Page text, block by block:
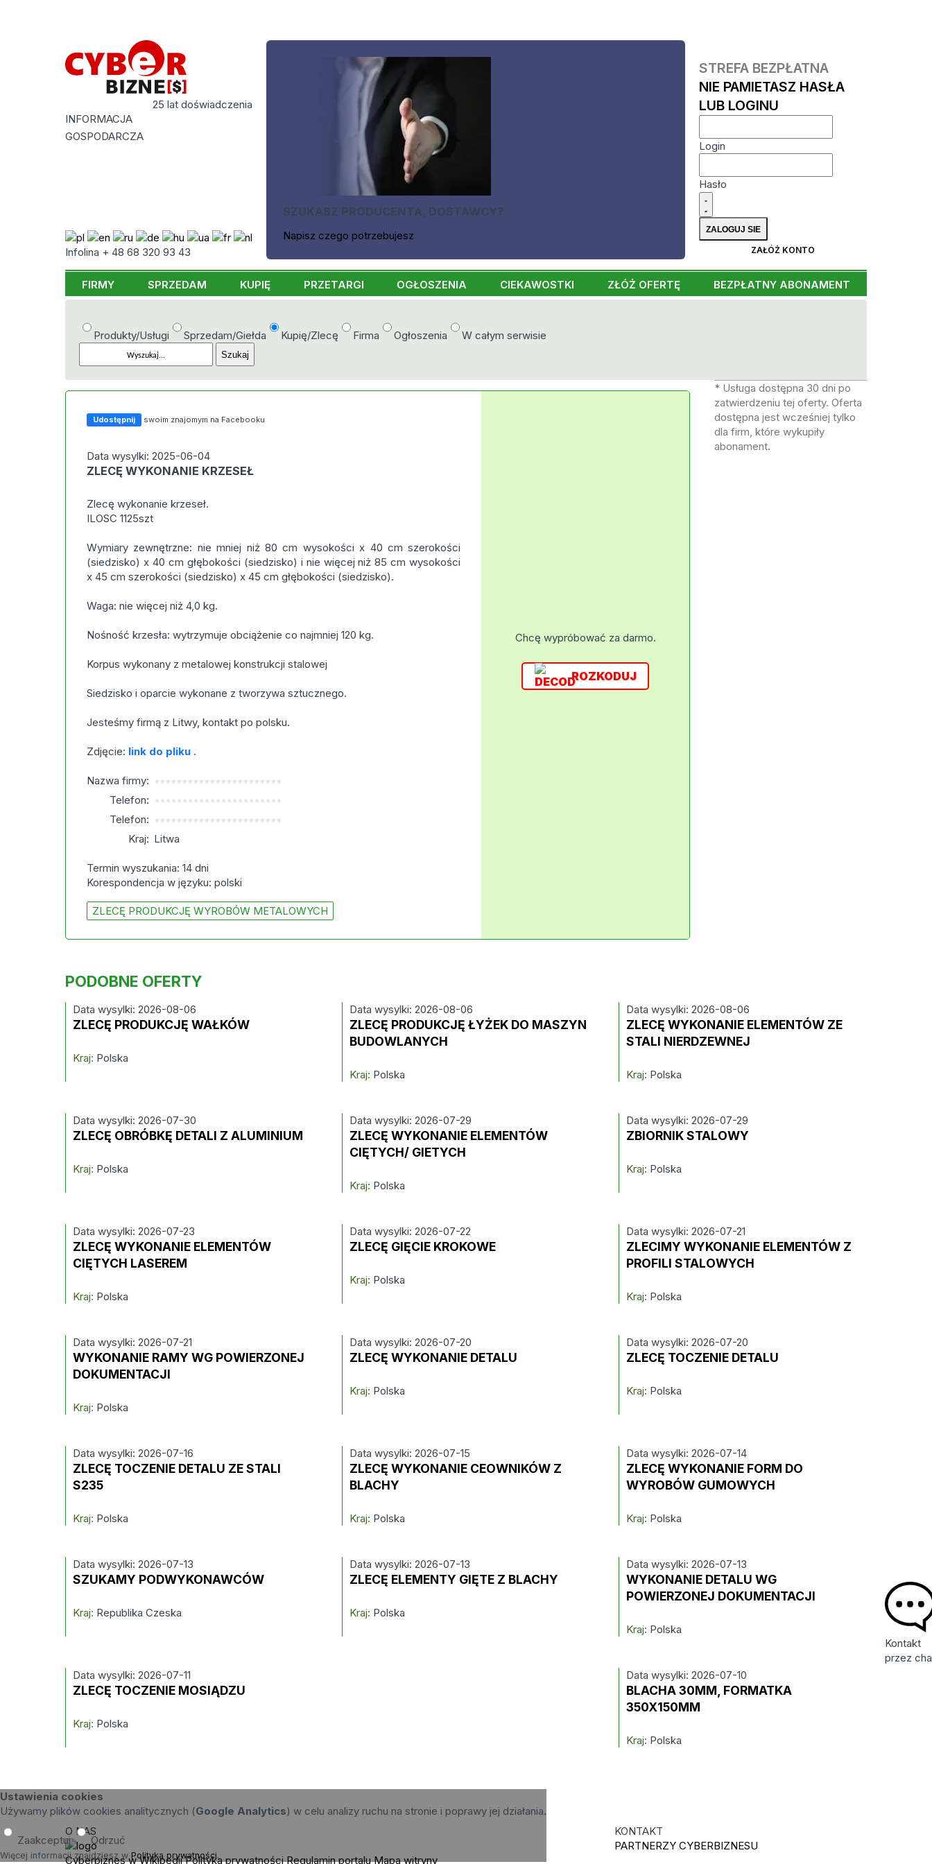
25 lat doświadczenia
INFORMACJA
GOSPODARCZA
Infolina + 48 68 320 93 43
SZUKASZ PRODUCENTA, DOSTAWCY?
Napisz czego potrzebujesz
STREFA BEZPŁATNA
NIE PAMIETASZ HASŁA
LUB LOGINU
Login
Hasło
ZAŁÓŻ KONTO
FIRMY SPRZEDAM KUPIĘ PRZETARGI OGŁOSZENIA CIEKAWOSTKI ZŁÓŻ OFERTĘ BEZPŁATNY ABONAMENT
Produkty/Usługi Sprzedam/Giełda Kupię/Zlecę Firma Ogłoszenia W całym serwisie
Udostępnij swoim znajomym na Facebooku
Data wysylki: 2025-06-04
ZLECĘ WYKONANIE KRZESEŁ
Zlecę wykonanie krzeseł.
ILOSC 1125szt
Wymiary zewnętrzne: nie mniej niż 80 cm wysokości x 40 cm szerokości
(siedzisko) x 40 cm głębokości (siedzisko) i nie więcej niż 85 cm wysokości
x 45 cm szerokości (siedzisko) x 45 cm głębokości (siedzisko).
Waga: nie więcej niż 4,0 kg.
Nośność krzesła: wytrzymuje obciążenie co najmniej 120 kg.
Korpus wykonany z metalowej konstrukcji stalowej
Siedzisko i oparcie wykonane z tworzywa sztucznego.
Jesteśmy firmą z Litwy, kontakt po polsku.
Zdjęcie: link do pliku .
Nazwa firmy: ***********************
Telefon: ***********************
Telefon: ***********************
Kraj: Litwa
Termin wyszukania: 14 dni
Korespondencja w języku: polski
ZLECĘ PRODUKCJĘ WYROBÓW METALOWYCH
Chcę wypróbować za darmo.
ROZKODUJ
* Usługa dostępna 30 dni po
zatwierdzeniu tej oferty. Oferta
dostępna jest wcześniej tylko
dla firm, które wykupiły
abonament.
PODOBNE OFERTY
Data wysylki: 2026-08-06
ZLECĘ PRODUKCJĘ WAŁKÓW
Kraj: Polska
Data wysylki: 2026-08-06
ZLECĘ PRODUKCJĘ ŁYŻEK DO MASZYN
BUDOWLANYCH
Kraj: Polska
Data wysylki: 2026-08-06
ZLECĘ WYKONANIE ELEMENTÓW ZE
STALI NIERDZEWNEJ
Kraj: Polska
Data wysylki: 2026-07-30
ZLECĘ OBRÓBKĘ DETALI Z ALUMINIUM
Kraj: Polska
Data wysylki: 2026-07-29
ZLECĘ WYKONANIE ELEMENTÓW
CIĘTYCH/ GIETYCH
Kraj: Polska
Data wysylki: 2026-07-29
ZBIORNIK STALOWY
Kraj: Polska
Data wysylki: 2026-07-23
ZLECĘ WYKONANIE ELEMENTÓW
CIĘTYCH LASEREM
Kraj: Polska
Data wysylki: 2026-07-22
ZLECĘ GIĘCIE KROKOWE
Kraj: Polska
Data wysylki: 2026-07-21
ZLECIMY WYKONANIE ELEMENTÓW Z
PROFILI STALOWYCH
Kraj: Polska
Data wysylki: 2026-07-21
WYKONANIE RAMY WG POWIERZONEJ
DOKUMENTACJI
Kraj: Polska
Data wysylki: 2026-07-20
ZLECĘ WYKONANIE DETALU
Kraj: Polska
Data wysylki: 2026-07-20
ZLECĘ TOCZENIE DETALU
Kraj: Polska
Data wysylki: 2026-07-16
ZLECĘ TOCZENIE DETALU ZE STALI
S235
Kraj: Polska
Data wysylki: 2026-07-15
ZLECĘ WYKONANIE CEOWNIKÓW Z
BLACHY
Kraj: Polska
Data wysylki: 2026-07-14
ZLECĘ WYKONANIE FORM DO
WYROBÓW GUMOWYCH
Kraj: Polska
Data wysylki: 2026-07-13
SZUKAMY PODWYKONAWCÓW
Kraj: Republika Czeska
Data wysylki: 2026-07-13
ZLECĘ ELEMENTY GIĘTE Z BLACHY
Kraj: Polska
Data wysylki: 2026-07-13
WYKONANIE DETALU WG
POWIERZONEJ DOKUMENTACJI
Kraj: Polska
Data wysylki: 2026-07-11
ZLECĘ TOCZENIE MOSIĄDZU
Kraj: Polska
Data wysylki: 2026-07-10
BLACHA 30MM, FORMATKA
350X150MM
Kraj: Polska
Kontakt
przez
Ustawienia cookies
Używamy plików cookies analitycznych (Google Analytics) w celu analizy ruchu na stronie i poprawy jej działania.
Zaakceptuj Odrzuć
Więcej informacji znajdziesz w Polityka prywatności.
O NAS
Cyberbiznes w Wikipedii Polityka prywatności Regulamin portalu Mapa witryny
KONTAKT
PARTNERZY CYBERBIZNESU